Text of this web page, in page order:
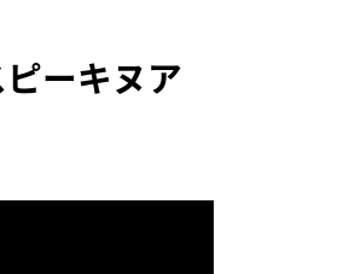
ーキヌア